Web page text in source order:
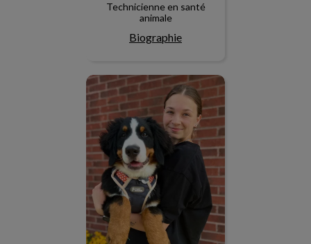
Technicienne en santé
animale
Biographie
Daphné